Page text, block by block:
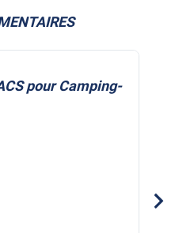
pour Camping-